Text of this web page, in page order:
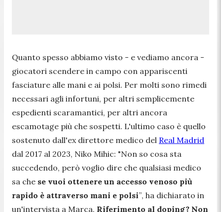
Quanto spesso abbiamo visto - e vediamo ancora -
giocatori scendere in campo con appariscenti
fasciature alle mani e ai polsi. Per molti sono rimedi
necessari agli infortuni, per altri semplicemente
espedienti scaramantici, per altri ancora
escamotage più che sospetti. L'ultimo caso è quello
sostenuto dall'ex direttore medico del Real Madrid
dal 2017 al 2023, Niko Mihic: "Non so cosa sta
succedendo, però voglio dire che qualsiasi medico
sa che se vuoi ottenere un accesso venoso più
rapido è attraverso mani e polsi”, ha dichiarato in
un'intervista a Marca. Riferimento al doping? Non